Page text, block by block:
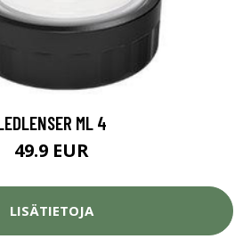
ML 4
49.9 EUR
LISÄTIETOJA